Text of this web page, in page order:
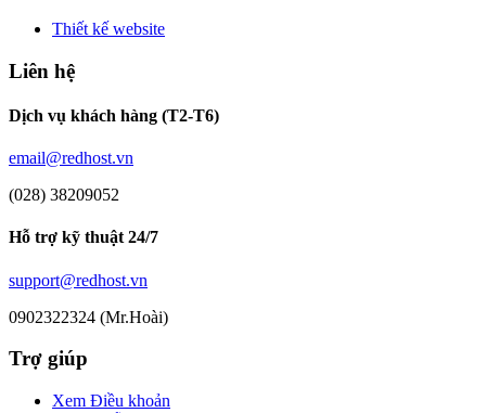
Thiết kế website
Liên hệ
Dịch vụ khách hàng (T2-T6)
email@redhost.vn
(028) 38209052
Hỗ trợ kỹ thuật 24/7
support@redhost.vn
0902322324 (Mr.Hoài)
Trợ giúp
Xem Điều khoản